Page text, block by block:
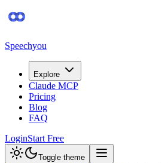
Speechyou
Explore
Claude MCP
Pricing
Blog
FAQ
LoginStart Free
Toggle theme